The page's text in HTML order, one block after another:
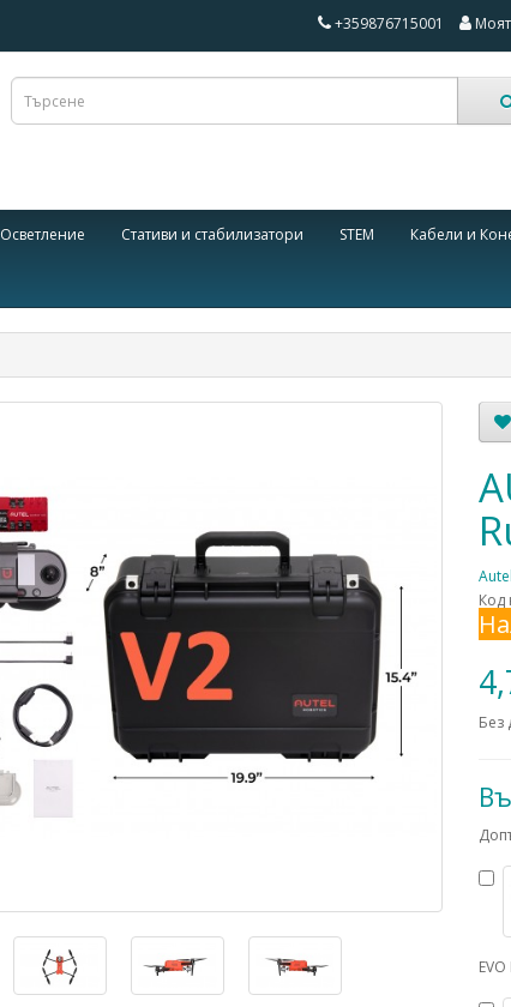
+359876715001
Осветление Стативи и стабилизатори STEM Кабели и
Код
Без